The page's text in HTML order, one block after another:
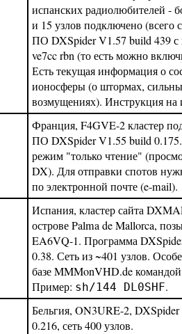
испанских радиолюбителей -
и 15 узлов подключено (всего
ПО DXSpider V1.57 build 439 с
ve7cc rbn (то есть можно
Есть текущая информация о
ионосферы (о штормах,
возмущениях). Инструкция на
Франция, F4GVE-2 кластер
ПО DXSpider V1.55 build
режим "только чтение"
DX). Для отправки спотов
по электронной почте (e-mail).
Испания, кластер сайта
острове Palma de Mallorca,
EA6VQ-1. Программа
0.38. Сеть из ~401 узлов.
базе MMMonVHD.de
Пример: sh/144 DL0SHF.
Бельгия, ON3URE-2,
0.216, сеть 400 узлов.